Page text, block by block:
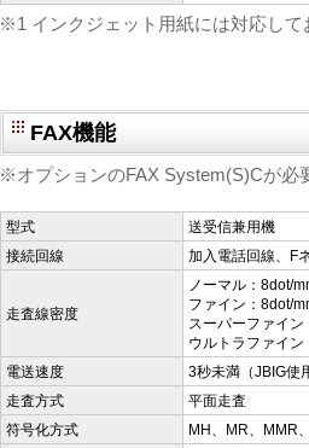
※1 インクジェット用紙には対応して
FAX機能
※オプションのFAX System(S)Cが必
型式
送受信兼用機
接続回線
加入電話回線、F
走査線密度
ノーマル：8dot/
ファイン：8dot/
スーパーファイ
ウルトラファイ
電送速度
3秒未満（JBIG使
走査方式
平面走査
符号化方式
MH、MR、MMR